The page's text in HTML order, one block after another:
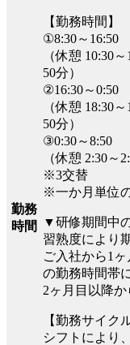
勤務
時間
【勤務時間】
①8:30～16:50
（休憩 10:30
50分）
②16:30～0:50
（休憩 18:30
50分）
③0:30～8:50
（休憩 2:30～
※3交替
※一か月単位
▼研修期間中
習熟度により
ご入社から1
の勤務時間帯
2ヶ月目以降か
【勤務サイク
シフトにより